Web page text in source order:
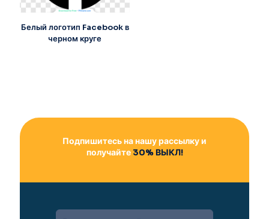
Белый логотип Facebook в
черном круге
Подпишитесь на нашу рассылку и
получайте30% ВЫКЛ!